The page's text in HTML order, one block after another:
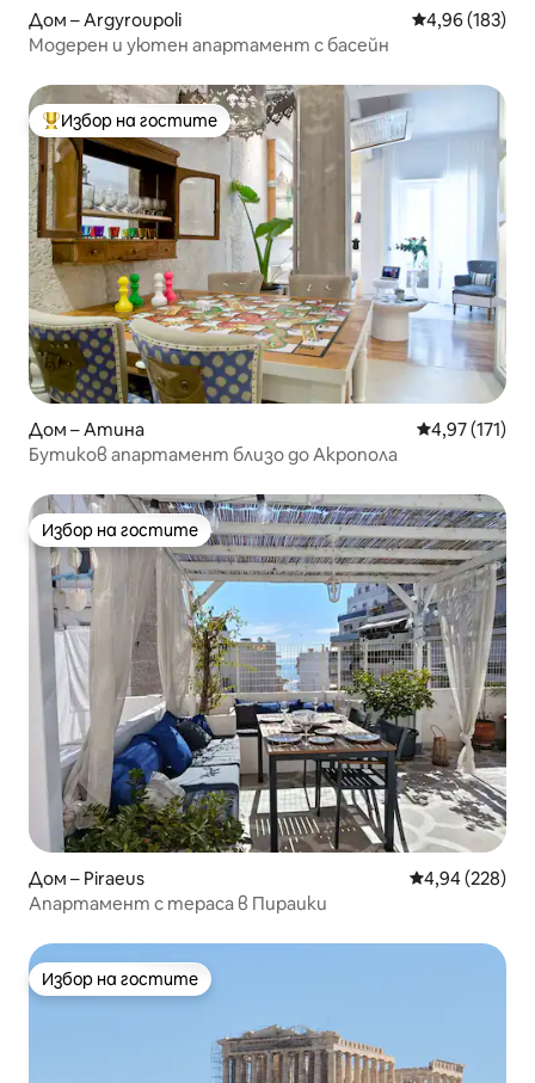
Дом – Argyroupoli Средна
4,96 (183)
Модерен и уютен апартамент с басейн
Най-популярен избор на гостите
Избор на гостите
Дом – Атина Средна
4,97 (171)
Бутиков апартамент близо до Акропола
Избор на гостите
Избор на гостите
Дом – Piraeus Средна
4,94 (228)
Апартамент с тераса в Пираики
Избор на гостите
Избор на гостите